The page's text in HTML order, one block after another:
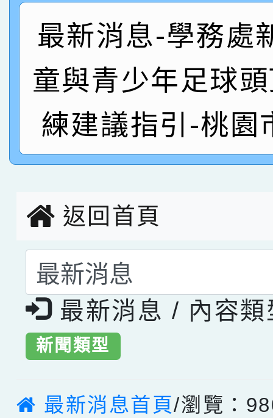
名
倩參加桃園市科展 國
名 指導老師王老師、
賀！本校四年二班張O
園市英語競賽國小朗讀
指導老師林老師
賀！本校參加桃園市中
賽 劉文瑛教師榮獲教
臺灣台語-第二名
賀！本校參與2026世
市賽榮獲科學小創客佳
最新消息-學務處
童與青少年足球
練建議指引-桃園
返回首頁
選擇後頁面內容會更
最新消息 / 內容類
新聞類型
最新消息首頁/瀏覽：